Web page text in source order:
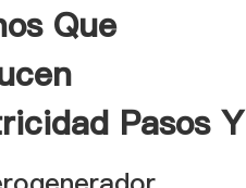
Que
Pasos Y